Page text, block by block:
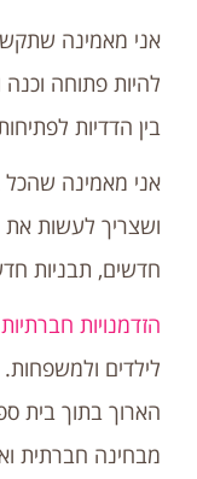
אני מאמינה
להיות פתוחה
בין הדדיות
אני מאמינה
ושצריך לעשות
חדשים, תבניות
הזדמנויות חברתיות
לילדים ולמשפחות.
הארוך בתוך בית
מבחינה חברתית